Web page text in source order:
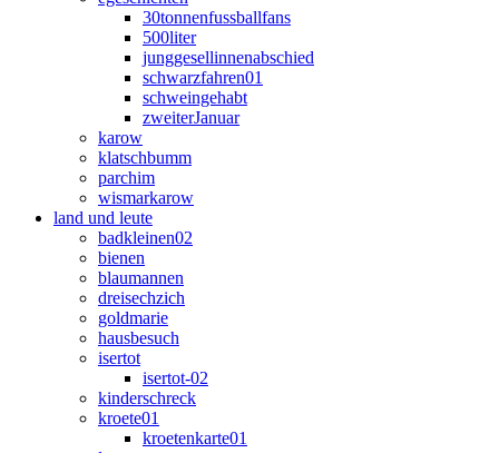
30tonnenfussballfans
500liter
junggesellinnenabschied
schwarzfahren01
schweingehabt
zweiterJanuar
karow
klatschbumm
parchim
wismarkarow
land und leute
badkleinen02
bienen
blaumannen
dreisechzich
goldmarie
hausbesuch
isertot
isertot-02
kinderschreck
kroete01
kroetenkarte01